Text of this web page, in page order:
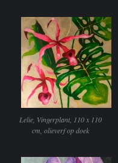
Lelie, Vingerplant, 110 x 110
cm, olieverf op doek